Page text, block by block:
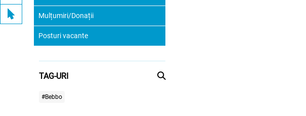
Mulțumiri/Donații
Posturi vacante
TAG-URI
#Bebbo